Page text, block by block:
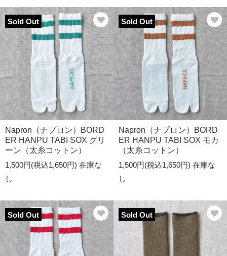
Sold Out
Napron（ナプロン）BORD
ER HANPU TABI SOX グリ
ーン（太糸コットン）
1,500円(税込1,650円) 在庫な
し
Sold Out
Napron（ナプロン）BORD
ER HANPU TABI SOX モカ
（太糸コットン）
1,500円(税込1,650円) 在庫な
し
Sold Out Sold Out